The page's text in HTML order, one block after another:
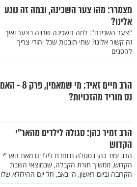
מצמרר: מהו צער השכינה, ובמה זה נוגע
אלינו?
"צער השכינה": למה השכינה שרויה בצער ואיך
זה קשור אלינו? שתי תובנות שכל יהודי צריך
להפנים
הרב חיים זאיד: מי שמאמין, פרק 8 - האם
נס מוריד מהזכויות?
הרב זמיר כהן: סגולה לילדים מהאר"י
הקדוש
הרב זמיר כהן בסגולה מיוחדת לילדים מאת האר"י
הקדוש, ממשיך תורת הקבלה, שבמוצאי השבת
הקרובה וביום ראשון, ה' באב, חל יום ההילולא שלו